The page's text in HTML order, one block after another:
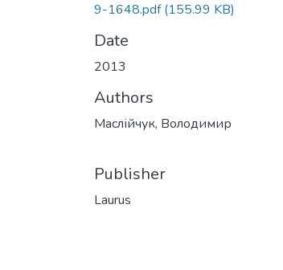
9-1648.pdf(155.99 KB)
Date
2013
Authors
Маслійчук, Володимир
Publisher
Laurus